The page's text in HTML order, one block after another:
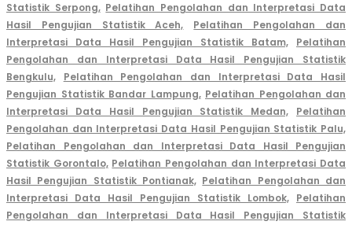
Statistik Serpong, Pelatihan Pengolahan dan Interpretasi Data
Hasil Pengujian Statistik Aceh,
Pelatihan Pengolahan dan
Interpretasi Data Hasil Pengujian Statistik Batam,
Pelatihan
Pengolahan dan Interpretasi Data Hasil Pengujian Statistik
Bengkulu,
Pelatihan Pengolahan dan Interpretasi Data Hasil
Pengujian Statistik Bandar Lampung, Pelatihan Pengolahan dan
Interpretasi Data Hasil Pengujian Statistik Medan,
Pelatihan
Pengolahan dan Interpretasi Data Hasil Pengujian Statistik Palu,
Pelatihan Pengolahan dan Interpretasi Data Hasil Pengujian
Statistik Gorontalo, Pelatihan Pengolahan dan Interpretasi Data
Hasil Pengujian Statistik Pontianak, Pelatihan Pengolahan dan
Interpretasi Data Hasil Pengujian Statistik Lombok, Pelatihan
Pengolahan dan Interpretasi Data Hasil Pengujian Statistik